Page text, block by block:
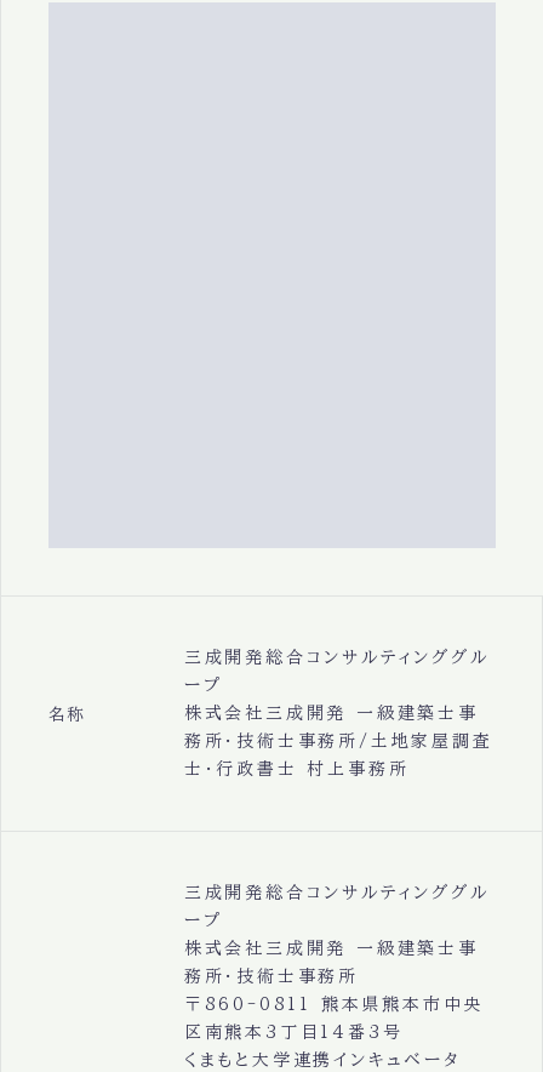
名称
三成開発総合コンサルティンググル
ープ
株式会社三成開発 一級建築士事
務所・技術士事務所/土地家屋調査
士・行政書士 村上事務所
三成開発総合コンサルティンググル
ープ
株式会社三成開発 一級建築士事
務所・技術士事務所
〒860-0811 熊本県熊本市中央
区南熊本3丁目14番3号
くまもと大学連携インキュベータ